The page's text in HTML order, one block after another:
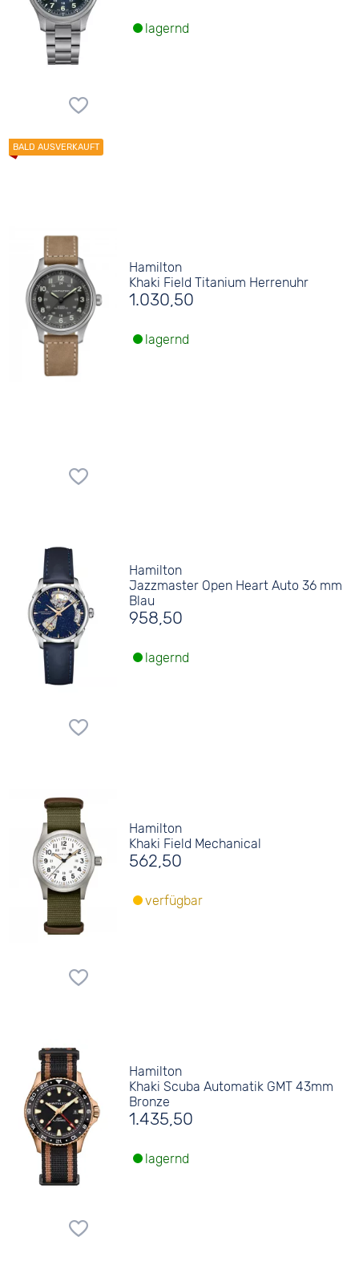
lagernd
Hamilton
Khaki Field Titanium Herrenuhr
1.030,50
lagernd
Hamilton
Jazzmaster Open Heart Auto 36 mm
Blau
958,50
lagernd
Hamilton
Khaki Field Mechanical
562,50
verfügbar
Hamilton
Khaki Scuba Automatik GMT 43mm
Bronze
1.435,50
lagernd